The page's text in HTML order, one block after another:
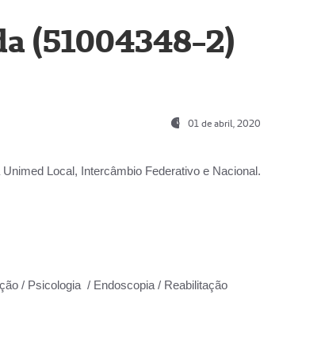
(51004348-2)
01 de abril, 2020
Unimed Local, Intercâmbio Federativo e Nacional.
/ Psicologia / Endoscopia / Reabilitação